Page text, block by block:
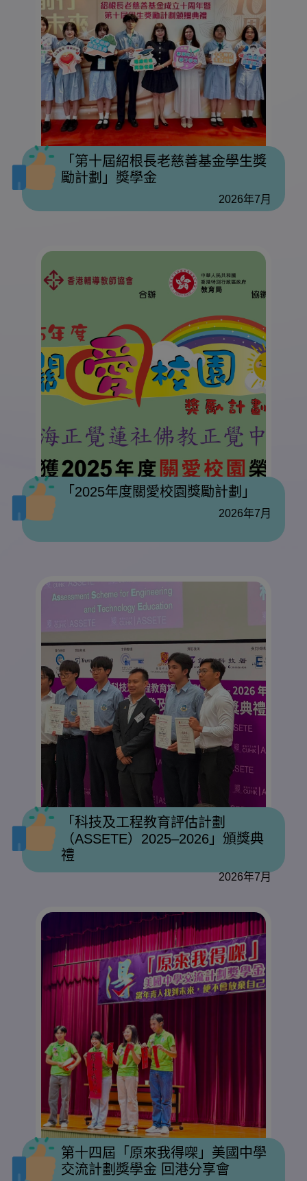
「第十屆紹根長老慈善基金學生獎
勵計劃」獎學金
2026年7月
「2025年度關愛校園獎勵計劃」
2026年7月
「科技及工程教育評估計劃
（ASSETE）2025–2026」頒獎典
禮
2026年7月
第十四屆「原來我得㗎」美國中學
交流計劃獎學金 回港分享會